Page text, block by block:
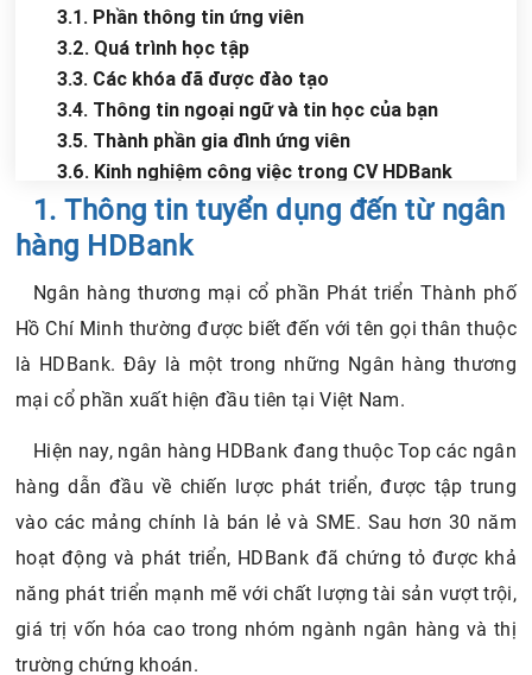
3.1. Phần thông tin ứng viên
3.2. Quá trình học tập
3.3. Các khóa đã được đào tạo
3.4. Thông tin ngoại ngữ và tin học của bạn
3.5. Thành phần gia đình ứng viên
3.6. Kinh nghiệm công việc trong CV HDBank
4. Những lưu ý khi gửi hồ sơ ứng tuyển ngân hàng
HDBank
5. Mẫu CV ngân hàng HDBank
Chia sẻ tin với bạn bè
1. Thông tin tuyển dụng đến từ ngân
hàng HDBank
Ngân hàng thương mại cổ phần Phát triển Thành phố
Hồ Chí Minh thường được biết đến với tên gọi thân thuộc
là HDBank. Đây là một trong những Ngân hàng thương
mại cổ phần xuất hiện đầu tiên tại Việt Nam.
Hiện nay, ngân hàng HDBank đang thuộc Top các ngân
hàng dẫn đầu về chiến lược phát triển, được tập trung
vào các mảng chính là bán lẻ và SME. Sau hơn 30 năm
hoạt động và phát triển, HDBank đã chứng tỏ được khả
năng phát triển mạnh mẽ với chất lượng tài sản vượt trội,
giá trị vốn hóa cao trong nhóm ngành ngân hàng và thị
trường chứng khoán.